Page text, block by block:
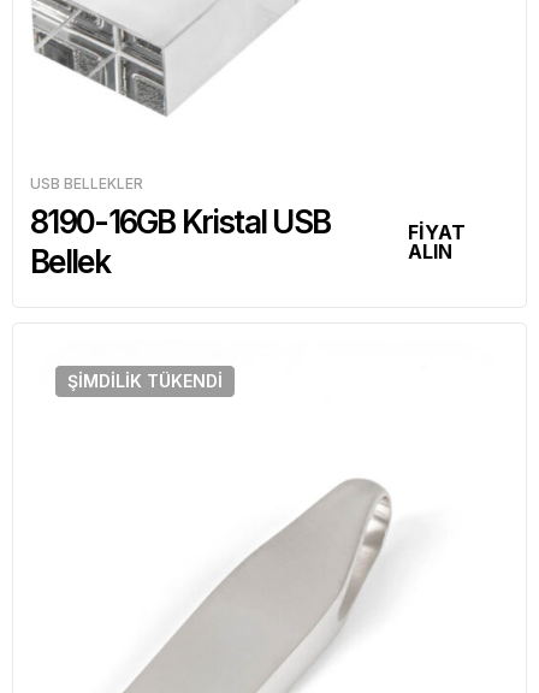
USB BELLEKLER
8190-16GB Kristal USB
Bellek
FİYAT
ALIN
ŞIMDILIK TÜKENDI